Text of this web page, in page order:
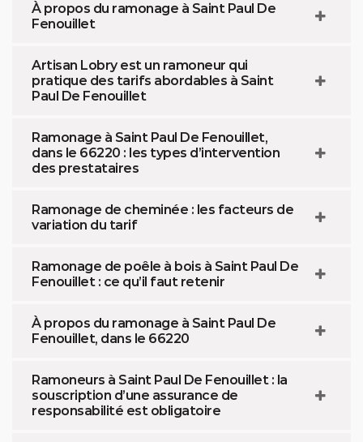
À propos du ramonage à Saint Paul De
Fenouillet
Artisan Lobry est un ramoneur qui
pratique des tarifs abordables à Saint
Paul De Fenouillet
Ramonage à Saint Paul De Fenouillet,
dans le 66220 : les types d’intervention
des prestataires
Ramonage de cheminée : les facteurs de
variation du tarif
Ramonage de poêle à bois à Saint Paul De
Fenouillet : ce qu’il faut retenir
À propos du ramonage à Saint Paul De
Fenouillet, dans le 66220
Ramoneurs à Saint Paul De Fenouillet : la
souscription d’une assurance de
responsabilité est obligatoire